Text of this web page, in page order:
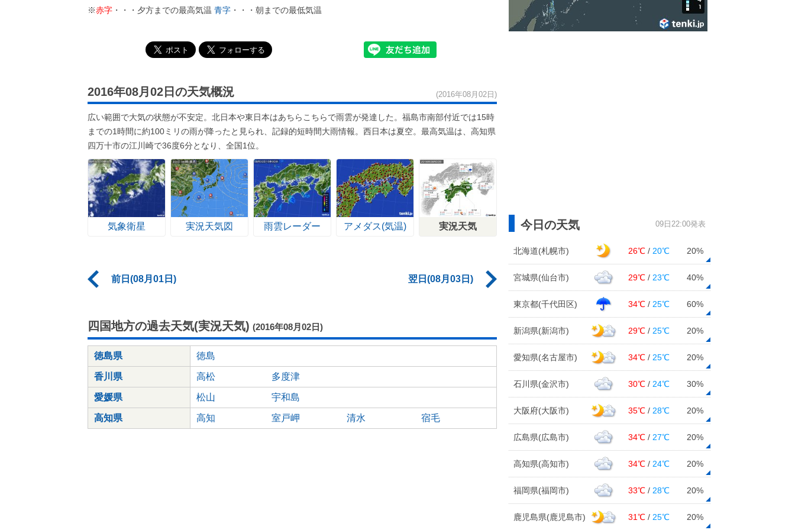
※赤字 ・・・夕方までの最高気温 青字 ・・・朝までの最低気温
2016年08月02日の天気概況 (2016年08月02日)
広い範囲で大気の状態が不安定。北日本や東日本はあちらこちらで雨雲が発達した。福島市南部付近では15時
までの1時間に約100ミリの雨が降ったと見られ、記録的短時間大雨情報。西日本は夏空。最高気温は、高知県
四万十市の江川崎で36度6分となり、全国1位。
気象衛星 実況天気図 雨雲レーダー アメダス(気温) 実況天気
前日(08月01日) 翌日(08月03日)
四国地方の過去天気(実況天気) (2016年08月02日)
徳島県 徳島
香川県 高松 多度津
愛媛県 松山 宇和島
高知県 高知 室戸岬 清水 宿毛
今日の天気 09日22:00発表
北海道(札幌市) 26℃ / 20℃ 20%
宮城県(仙台市) 29℃ / 23℃ 40%
東京都(千代田区) 34℃ / 25℃ 60%
新潟県(新潟市) 29℃ / 25℃ 20%
愛知県(名古屋市) 34℃ / 25℃ 20%
石川県(金沢市) 30℃ / 24℃ 30%
大阪府(大阪市) 35℃ / 28℃ 20%
広島県(広島市) 34℃ / 27℃ 20%
高知県(高知市) 34℃ / 24℃ 20%
福岡県(福岡市) 33℃ / 28℃ 20%
鹿児島県(鹿児島市) 31℃ / 25℃ 20%